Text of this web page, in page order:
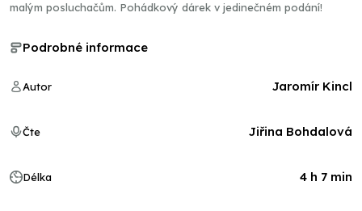
malým posluchačům. Pohádkový dárek v jedinečném podání!
Podrobné informace
Autor Jaromír Kincl
Čte Jiřina Bohdalová
Délka 4 h 7 min